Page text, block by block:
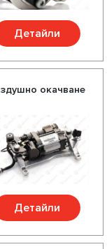
Детайли
окачване
Детайли